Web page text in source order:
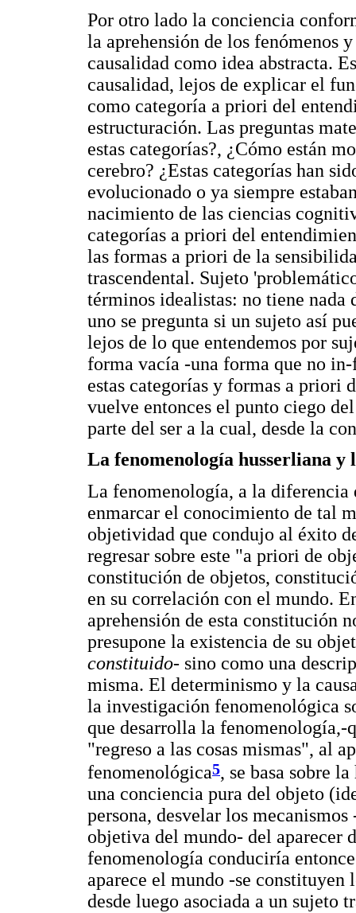
Por otro lado la conciencia
la aprehensión de los fenómenos
causalidad como idea abstracta.
causalidad, lejos de explicar el
como categoría a priori del
estructuración. Las preguntas
estas categorías?, ¿Cómo están
cerebro? ¿Estas categorías han
evolucionado o ya siempre
nacimiento de las ciencias
categorías a priori del
las formas a priori de la
trascendental. Sujeto
términos idealistas: no tiene
uno se pregunta si un sujeto así
lejos de lo que entendemos por
forma vacía -una forma que no
estas categorías y formas a priori
vuelve entonces el punto ciego
parte del ser a la cual, desde la
La fenomenología husserliana y
La fenomenología, a la
enmarcar el conocimiento de tal
objetividad que condujo al éxito
regresar sobre este "a priori de
constitución de objetos,
en su correlación con el mundo.
aprehensión de esta constitución
presupone la existencia de su
constituido- sino como una
misma. El determinismo y la
la investigación fenomenológica
que desarrolla la fenomenología,-
"regreso a las cosas mismas", al
fenomenológica5, se basa sobre
una conciencia pura del objeto
persona, desvelar los
objetiva del mundo- del aparecer
fenomenología conduciría
aparece el mundo -se constituyen
desde luego asociada a un sujeto